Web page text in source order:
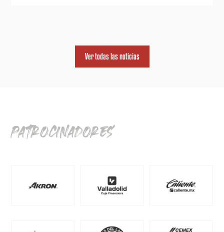
Ver todas las noticias
patrocinadores